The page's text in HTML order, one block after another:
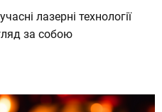
лазерні технології
за собою